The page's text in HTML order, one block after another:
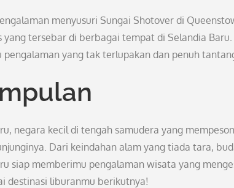
menyusuri Sungai Shotover di
yang tersebar di berbagai tempat di Selandia
pengalaman yang tak terlupakan dan penuh
negara kecil di tengah samudera yang
Dari keindahan alam yang tiada tara,
siap memberimu pengalaman wisata yang
destinasi liburanmu berikutnya!